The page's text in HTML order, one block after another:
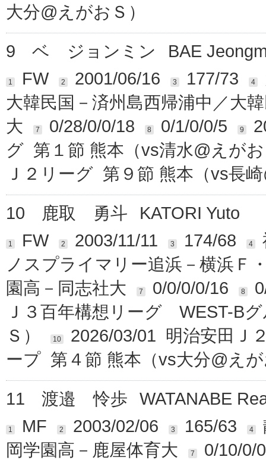
大分@えがおＳ）
9
ベ ジョンミン BAE
1 FW 2 2001/06/16 3 177/73 4
大韓民国－済州島西帰浦中／大
大
7 0/28/0/0/18 8 0/1/0/0/5 9
グ 第１節 熊本（vs清水@えが
Ｊ２リーグ 第９節 熊本（vs長
10
鹿取 勇斗 KATORI Yuto
1 FW 2 2003/11/11 3 174/68 4
ノスプライマリー追浜－横浜Ｆ
園高－同志社大
7 0/0/0/0/16 8
Ｊ３百年構想リーグ WEST-B
Ｓ）
10
2026/03/01 明治安田Ｊ
ープ 第４節 熊本（vs大分@え
11
渡邉 怜歩 WATANABE
1 MF 2 2003/02/06 3 165/63 4
岡学園高－鹿屋体育大
7
0/10/0/